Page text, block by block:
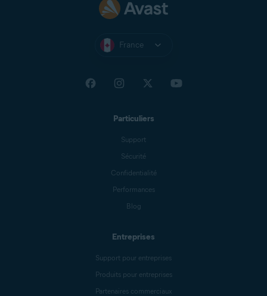
France
Particuliers
Support
Sécurité
Confidentialité
Performances
Blog
Entreprises
Support pour entreprises
Produits pour entreprises
Partenaires commerciaux